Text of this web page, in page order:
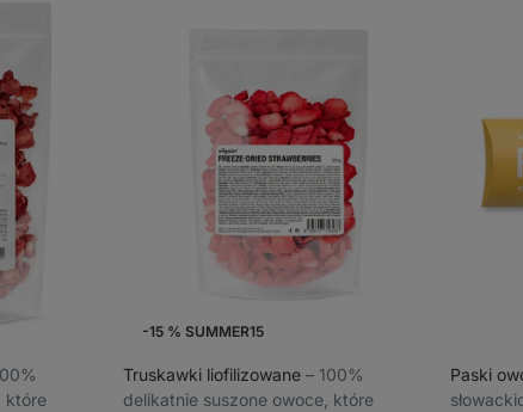
które
-15 % SUMMER15
Truskawki liofilizowane ⁠–⁠ 100%
delikatnie suszone owoce, które
Paski